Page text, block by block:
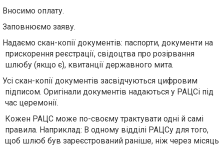
Вносимо оплату.
Заповнюємо заяву.
Надаємо скан-копії документів: паспорти, документи на
прискорення реєстрації, свідоцтва про розірвання
шлюбу (якщо є), квитанції державного мита.
Усі скан-копії документів засвідчуються цифровим
підписом. Оригінали документів надаються у РАЦСі під
час церемонії.
Кожен РАЦС може по-своєму трактувати одні й самі
правила. Наприклад: В одному відділі РАЦСу для того,
щоб шлюб був зареєстрований раніше, ніж через місяць